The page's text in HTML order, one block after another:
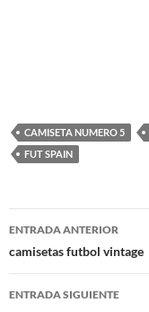
CAMISETA NUMERO 5
FUT SPAIN
Navegación
de
entradas
ENTRADA ANTERIOR
camisetas futbol vintage
ENTRADA SIGUIENTE